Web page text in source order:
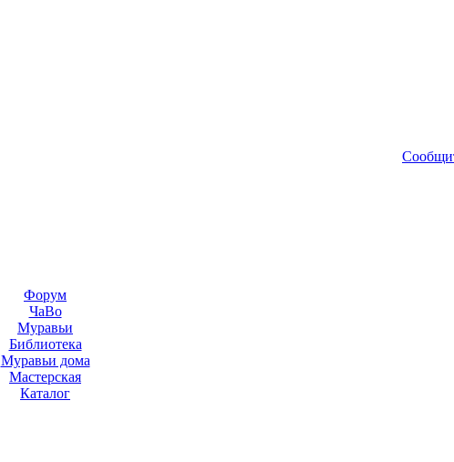
Форум
ЧаВо
Муравьи
Библиотека
Муравьи дома
Мастерская
Каталог